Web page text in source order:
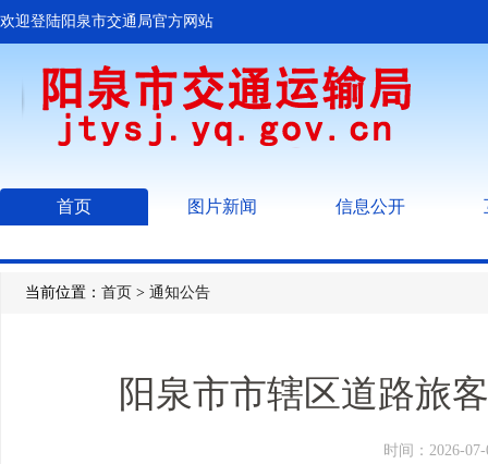
欢迎登陆阳泉市交通局官方网站
首页 图片新闻 信息公开
当前位置： 首页 > 通知公告
阳泉市市辖区道路旅
时间：